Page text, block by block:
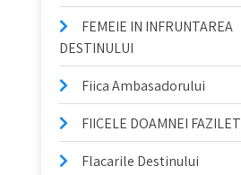
FEMEIE IN INFRUNTAREA
DESTINULUI
Fiica Ambasadorului
FIICELE DOAMNEI FAZILET
Flacarile Destinului